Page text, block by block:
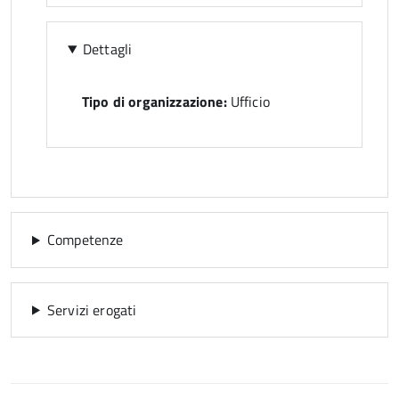
Dettagli
Tipo di organizzazione:Ufficio
Competenze
Servizi erogati